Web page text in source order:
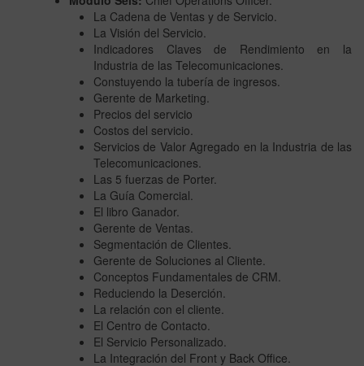
La Cadena de Ventas y de Servicio.
La Visión del Servicio.
Indicadores Claves de Rendimiento en la
Industria de las Telecomunicaciones.
Constuyendo la tubería de ingresos.
Gerente de Marketing.
Precios del servicio
Costos del servicio.
Servicios de Valor Agregado en la Industria de las
Telecomunicaciones.
Las 5 fuerzas de Porter.
La Guía Comercial.
El libro Ganador.
Gerente de Ventas.
Segmentación de Clientes.
Gerente de Soluciones al Cliente.
Conceptos Fundamentales de CRM.
Reduciendo la Deserción.
La relación con el cliente.
El Centro de Contacto.
El Servicio Personalizado.
La Integración del Front y Back Office.